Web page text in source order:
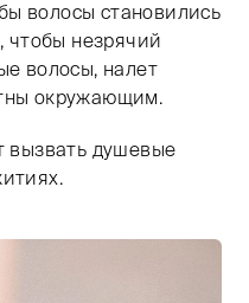
волосы становились
чтобы незрячий
волосы, налет
окружающим.
вызвать душевые